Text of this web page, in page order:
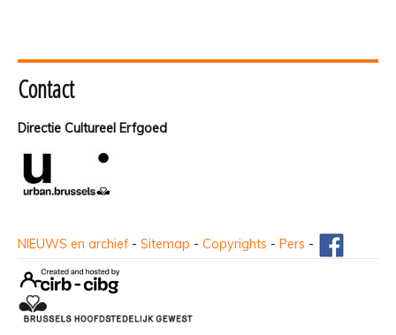
Contact
Directie Cultureel Erfgoed
NIEUWS en archief - Sitemap - Copyrights - Pers -